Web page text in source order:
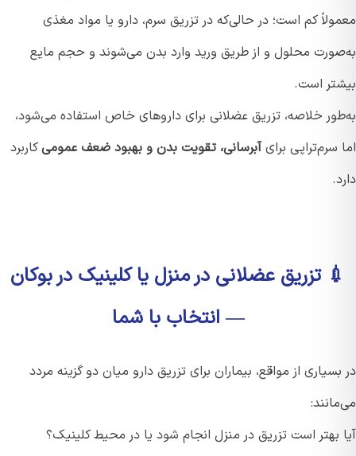
کم است؛ در حالی‌که در تزریق سرم، دارو یا مواد مغذی
محلول و از طریق ورید وارد بدن می‌شوند و حجم مایع
است.
خلاصه، تزریق عضلانی برای داروهای خاص استفاده می‌شود،
سرم‌تراپی برایآبرسانی، تقویت بدن و بهبود ضعف عمومیکاربرد
تزریق عضلانی در منزل یا کلینیک در بوکان
— انتخاب با شما
از مواقع، بیماران برای تزریق دارو میان دو گزینه مردد
بهتر است تزریق در منزل انجام شود یا در محیط کلینیک؟